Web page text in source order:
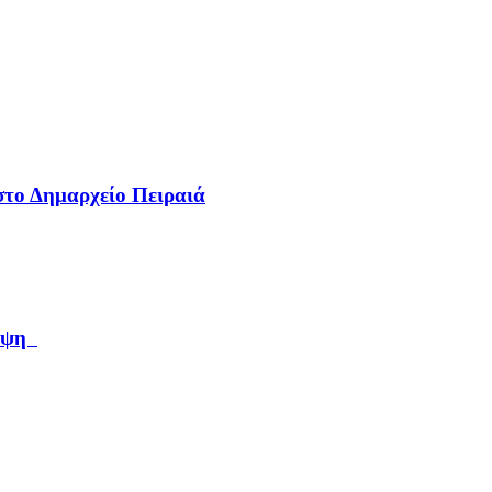
Δημαρχείο Πειραιά